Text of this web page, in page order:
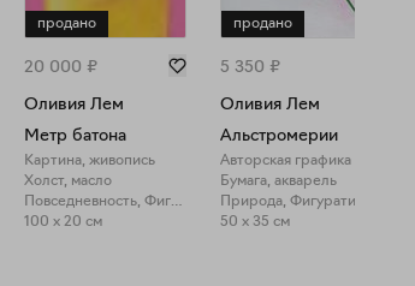
продано
20 000 ₽
Оливия Лем
Метр батона
Картина, живопись
Холст, масло
Повседневность, Фигуративное искусство
100 x 20 см
продано
5 350 ₽
Оливия Лем
Альстромерии
Авторская графика
Бумага, акварель
50 x 35 см